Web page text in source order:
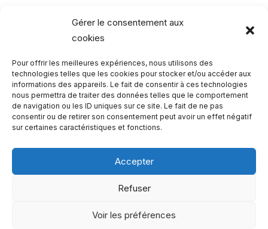
Gérer le consentement aux
cookies
Pour offrir les meilleures expériences, nous utilisons des
technologies telles que les cookies pour stocker et/ou accéder aux
informations des appareils. Le fait de consentir à ces technologies
nous permettra de traiter des données telles que le comportement
de navigation ou les ID uniques sur ce site. Le fait de ne pas
consentir ou de retirer son consentement peut avoir un effet négatif
sur certaines caractéristiques et fonctions.
Accepter
Refuser
Voir les préférences
Rechercher…
R
e
e
Qui sommes-nous ?